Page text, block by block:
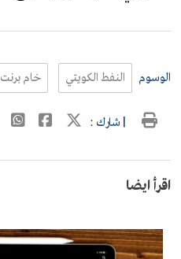
الوسوم النفط الكويتي خام برنت
| شارك :
اقرأ ايضا